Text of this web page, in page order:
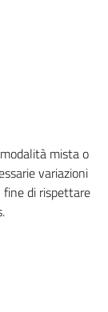
mista o
variazioni
fine di rispettare